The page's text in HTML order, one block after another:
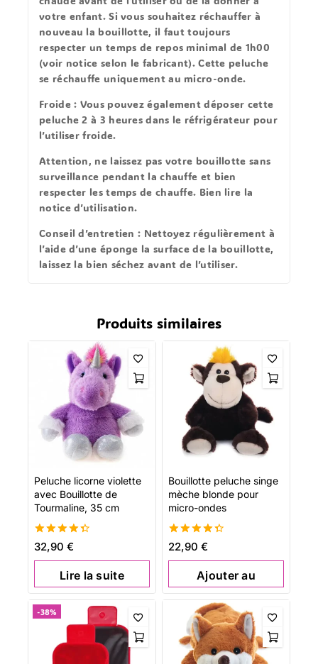
votre enfant. Si vous souhaitez réchauffer à
nouveau la bouillotte, il faut toujours
respecter un temps de repos minimal de 1h00
(voir notice selon le fabricant). Cette peluche
se réchauffe uniquement au micro-onde.
Froide: Vous pouvez également déposer cette
peluche 2 à 3 heures dans le réfrigérateur pour
l’utiliser froide.
Attention, ne laissez pas votre bouillotte sans
surveillance pendant la chauffe et bien
respecter les temps de chauffe. Bien lire la
notice d’utilisation.
Conseil d’entretien : Nettoyez régulièrement à
l’aide d’une éponge la surface de la bouillotte,
laissez la bien séchez avant de l’utiliser.
Produits similaires
Peluche licorne violette
avec Bouillotte de
Tourmaline, 35 cm
4.42
de 5
32,90 €
Lire la suite
Bouillotte peluche singe
mèche blonde pour
micro-ondes
4.42
de 5
22,90 €
Ajouter au
panier
-38%